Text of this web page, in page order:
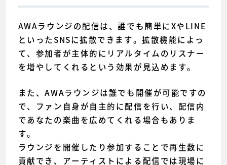
AWAラウンジの配信は、誰でも簡単にXやLINE
といったSNSに拡散できます。拡散機能によっ
て、参加者が主体的にリアルタイムのリスナー
を増やしてくれるという効果が見込めます。
また、AWAラウンジは誰でも開催が可能ですの
で、ファン自身が自主的に配信を行い、配信内
であなたの楽曲を広めてくれる場合もありま
す。
ラウンジを開催したり参加することで再生数に
貢献でき、アーティストによる配信では現場に